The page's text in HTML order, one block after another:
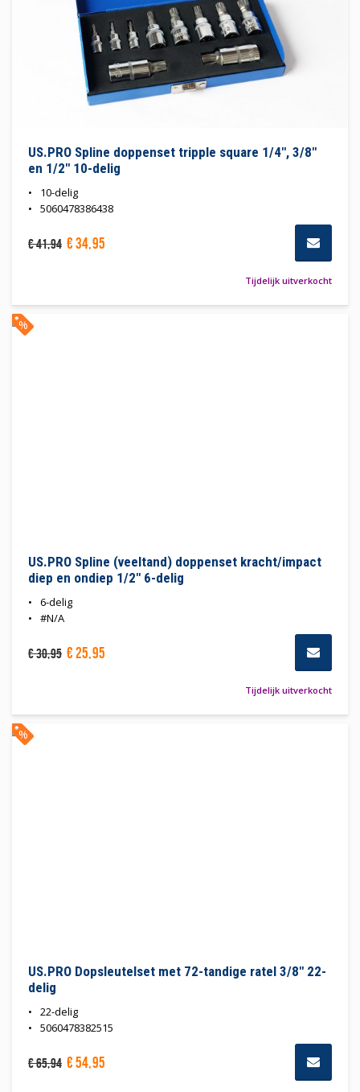
US.PRO Spline doppenset tripple square 1/4", 3/8"
en 1/2" 10-delig
10-delig
5060478386438
€41,94 €34,95
Tijdelijk uitverkocht
US.PRO Spline (veeltand) doppenset kracht/impact
diep en ondiep 1/2" 6-delig
6-delig
#N/A
€30,95 €25,95
Tijdelijk uitverkocht
%
US.PRO Dopsleutelset met 72-tandige ratel 3/8" 22-
delig
22-delig
5060478382515
€65,94 €54,95
%